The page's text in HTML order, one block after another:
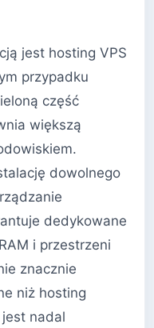
jest hosting VPS
przypadku
część
większą
dowolnego
dedykowane
i przestrzeni
znacznie
niż hosting
nadal